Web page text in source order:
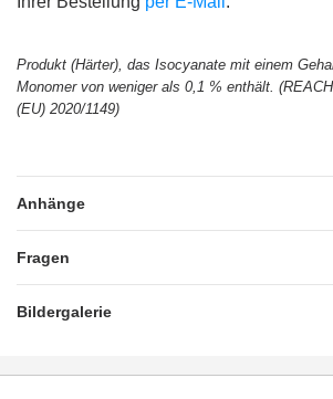
Produkt (Härter), das Isocyanate mit einem
Monomer von weniger als 0,1 % enthält.
(EU) 2020/1149)
Anhänge
Fragen
Bildergalerie